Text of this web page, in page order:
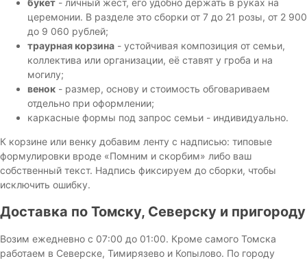
букет - личный жест, его удобно держать в руках на
церемонии. В разделе это сборки от 7 до 21 розы, от 2 900
до 9 060 рублей;
траурная корзина - устойчивая композиция от семьи,
коллектива или организации, её ставят у гроба и на
могилу;
венок - размер, основу и стоимость обговариваем
отдельно при оформлении;
каркасные формы под запрос семьи - индивидуально.
К корзине или венку добавим ленту с надписью: типовые
формулировки вроде «Помним и скорбим» либо ваш
собственный текст. Надпись фиксируем до сборки, чтобы
исключить ошибку.
Доставка по Томску, Северску и пригороду
Возим ежедневно с 07:00 до 01:00. Кроме самого Томска
работаем в Северске, Тимирязево и Копылово. По городу